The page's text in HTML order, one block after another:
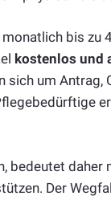
bis
kostenlos und
sich um
bedeutet daher
Der